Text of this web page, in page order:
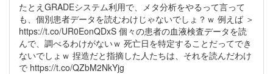
たとえGRADEシステム利用で、メタ分析をやるって言って
も、個別患者データを読むわけじゃないでしょ？ｗ 例えば ＞
https://t.co/UR0EonQDxS 個々の患者の血液検査データを読
んで、調べるわけがないｗ 死亡日を特定することだってでき
ないでしょｗ 捏造だと指摘した人たちは、それを読んだわけ
で https://t.co/QZbM2NkYjg